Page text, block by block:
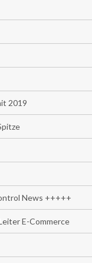
2019
News +++++
E-Commerce